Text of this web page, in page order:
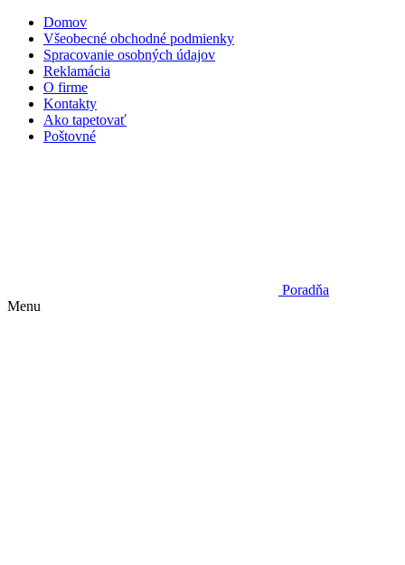
Domov
Všeobecné obchodné podmienky
Spracovanie osobných údajov
Reklamácia
O firme
Kontakty
Ako tapetovať
Poštovné
Poradňa
Menu